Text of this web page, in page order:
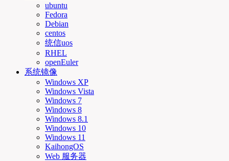
ubuntu
Fedora
Debian
centos
统信uos
RHEL
openEuler
系统镜像
Windows XP
Windows Vista
Windows 7
Windows 8
Windows 8.1
Windows 10
Windows 11
KaihongOS
Web 服务器